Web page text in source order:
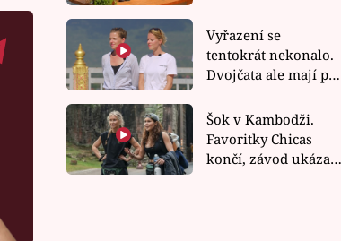
rychlé recepty
Vyřazení se
tentokrát nekonalo.
Dvojčata ale mají po
závodu nůž na krku
Šok v Kambodži.
Favoritky Chicas
končí, závod ukázal